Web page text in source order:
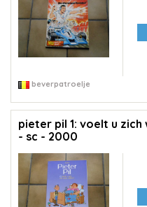
beverpatroelje
pieter pil 1: voelt u
- sc - 2000